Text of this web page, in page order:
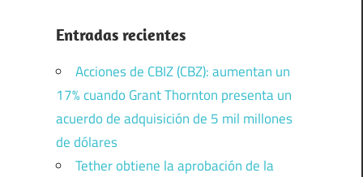
Entradas recientes
Acciones de CBIZ (CBZ): aumentan un
17% cuando Grant Thornton presenta un
acuerdo de adquisición de 5 mil millones
de dólares
Tether obtiene la aprobación de la